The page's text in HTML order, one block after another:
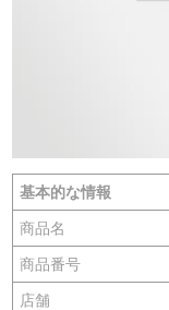
基本的な情報
商品名
商品番号
店舗